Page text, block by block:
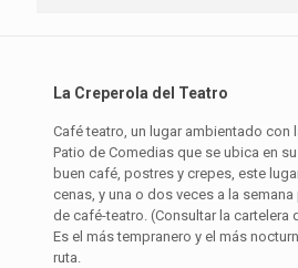
La Creperola del Teatro
Café teatro, un lugar ambientado con
Patio de Comedias que se ubica en
buen café, postres y crepes, este
cenas, y una o dos veces a la
de café-teatro. (Consultar la cartelera
Es el más tempranero y el más
ruta.